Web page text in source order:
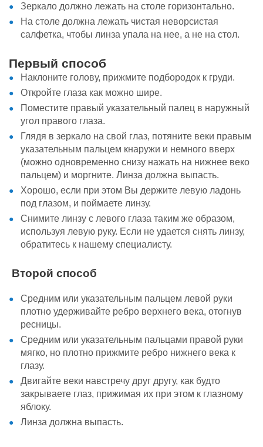
Зеркало должно лежать на столе горизонтально.
На столе должна лежать чистая неворсистая
салфетка, чтобы линза упала на нее, а не на стол.
Первый способ
Наклоните голову, прижмите подбородок к груди.
Откройте глаза как можно шире.
Поместите правый указательный палец в наружный
угол правого глаза.
Глядя в зеркало на свой глаз, потяните веки правым
указательным пальцем кнаружи и немного вверх
(можно одновременно снизу нажать на нижнее веко
пальцем) и моргните. Линза должна выпасть.
Хорошо, если при этом Вы держите левую ладонь
под глазом, и поймаете линзу.
Снимите линзу с левого глаза таким же образом,
используя левую руку. Если не удается снять линзу,
обратитесь к нашему специалисту.
Второй способ
Средним или указательным пальцем левой руки
плотно удерживайте ребро верхнего века, отогнув
ресницы.
Средним или указательным пальцами правой руки
мягко, но плотно прижмите ребро нижнего века к
глазу.
Двигайте веки навстречу друг другу, как будто
закрываете глаз, прижимая их при этом к глазному
яблоку.
Линза должна выпасть.